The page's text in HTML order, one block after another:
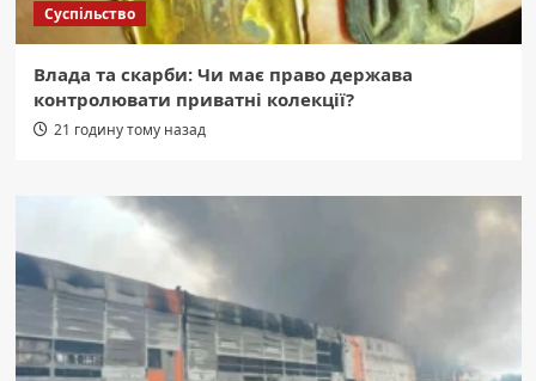
Суспільство
Влада та скарби: Чи має право держава
контролювати приватні колекції?
21 годину тому назад